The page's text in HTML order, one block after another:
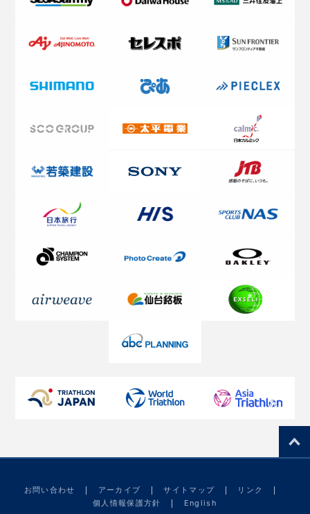
お問い合わせ アーカイブ サイトマップ
リンク
個人情報保護方針
English